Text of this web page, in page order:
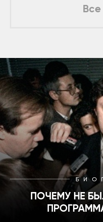
Все
ПОЧЕМУ НЕ